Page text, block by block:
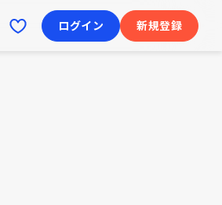
ログイン 新規登録